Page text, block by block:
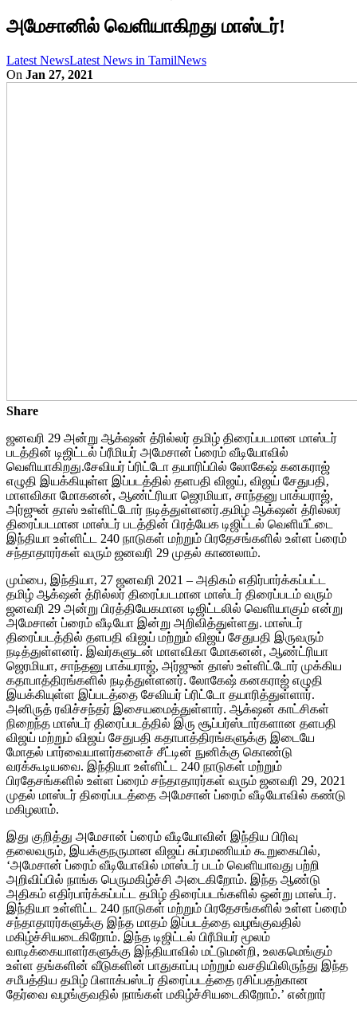
அமேசானில் வெளியாகிறது மாஸ்டர்!
Latest NewsLatest News in TamilNews
On Jan 27, 2021
Share
ஜனவரி 29 அன்று ஆக்‌ஷன் த்ரில்லர் தமிழ் திரைப்படமான மாஸ்டர்
படத்தின் டிஜிட்டல் ப்ரீமியர் அமேசான் ப்ரைம் வீடியோவில்
வெளியாகிறது.சேவியர் ப்ரிட்டோ தயாரிப்பில் லோகேஷ் கனகராஜ்
எழுதி இயக்கியுள்ள இப்படத்தில் தளபதி விஜய், விஜய் சேதுபதி,
மாளவிகா மோகனன், ஆண்ட்ரியா ஜெரமியா, சாந்தனு பாக்யராஜ்,
அர்ஜுன் தாஸ் உள்ளிட்டோர் நடித்துள்ளனர்.தமிழ் ஆக்‌ஷன் த்ரில்லர்
திரைப்படமான மாஸ்டர் படத்தின் பிரத்யேக டிஜிட்டல் வெளியீட்டை
இந்தியா உள்ளிட்ட 240 நாடுகள் மற்றும் பிரதேசங்களில் உள்ள ப்ரைம்
சந்தாதாரர்கள் வரும் ஜனவரி 29 முதல் காணலாம்.
மும்பை, இந்தியா, 27 ஜனவரி 2021 – அதிகம் எதிர்பார்க்கப்பட்ட
தமிழ் ஆக்‌ஷன் த்ரில்லர் திரைப்படமான மாஸ்டர் திரைப்படம் வரும்
ஜனவரி 29 அன்று பிரத்தியேகமான டிஜிட்டலில் வெளியாகும் என்று
அமேசான் ப்ரைம் வீடியோ இன்று அறிவித்துள்ளது. மாஸ்டர்
திரைப்படத்தில் தளபதி விஜய் மற்றும் விஜய் சேதுபதி இருவரும்
நடித்துள்ளனர். இவர்களுடன் மாளவிகா மோகனன், ஆண்ட்ரியா
ஜெரமியா, சாந்தனு பாக்யராஜ், அர்ஜுன் தாஸ் உள்ளிட்டோர் முக்கிய
கதாபாத்திரங்களில் நடித்துள்ளனர். லோகேஷ் கனகராஜ் எழுதி
இயக்கியுள்ள இப்படத்தை சேவியர் ப்ரிட்டோ தயாரித்துள்ளார்.
அனிருத் ரவிச்சந்தர் இசையமைத்துள்ளார். ஆக்‌ஷன் காட்சிகள்
நிறைந்த மாஸ்டர் திரைப்படத்தில் இரு சூப்பர்ஸ்டார்களான தளபதி
விஜய் மற்றும் விஜய் சேதுபதி கதாபாத்திரங்களுக்கு இடையே
மோதல் பார்வையாளர்களைச் சீட்டின் நுனிக்கு கொண்டு
வரக்கூடியவை. இந்தியா உள்ளிட்ட 240 நாடுகள் மற்றும்
பிரதேசங்களில் உள்ள ப்ரைம் சந்தாதாரர்கள் வரும் ஜனவரி 29, 2021
முதல் மாஸ்டர் திரைப்படத்தை அமேசான் ப்ரைம் வீடியோவில் கண்டு
மகிழலாம்.
இது குறித்து அமேசான் ப்ரைம் வீடியோவின் இந்திய பிரிவு
தலைவரும், இயக்குநருமான விஜய் சுப்ரமணியம் கூறுகையில்,
‘அமேசான் ப்ரைம் வீடியோவில் மாஸ்டர் படம் வெளியாவது பற்றி
அறிவிப்பில் நாங்க பெருமகிழ்ச்சி அடைகிறோம். இந்த ஆண்டு
அதிகம் எதிர்பார்க்கப்பட்ட தமிழ் திரைப்படங்களில் ஒன்று மாஸ்டர்.
இந்தியா உள்ளிட்ட 240 நாடுகள் மற்றும் பிரதேசங்களில் உள்ள ப்ரைம்
சந்தாதாரர்களுக்கு இந்த மாதம் இப்படத்தை வழங்குவதில்
மகிழ்ச்சியடைகிறோம். இந்த டிஜிட்டல் பிரீமியர் மூலம்
வாடிக்கையாளர்களுக்கு இந்தியாவில் மட்டுமன்றி, உலகமெங்கும்
உள்ள தங்களின் வீடுகளின் பாதுகாப்பு மற்றும் வசதியிலிருந்து இந்த
சமீபத்திய தமிழ் பிளாக்பஸ்டர் திரைப்படத்தை ரசிப்பதற்கான
தேர்வை வழங்குவதில் நாங்கள் மகிழ்ச்சியடைகிறோம்.’ என்றார்